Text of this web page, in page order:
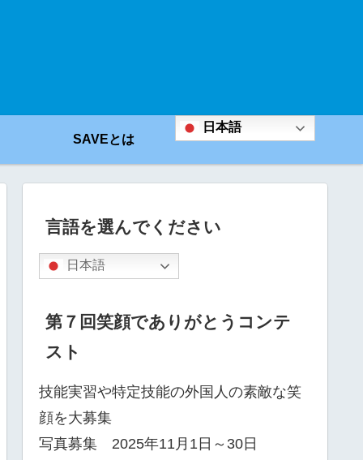
SAVEとは
日本語
言語を選んでください
日本語
第７回笑顔でありがとうコンテ
スト
技能実習や特定技能の外国人の素敵な笑
顔を大募集
写真募集 2025年11月1日～30日